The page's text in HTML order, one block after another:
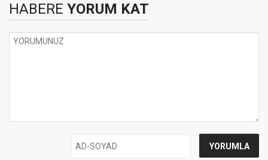
HABERE YORUM KAT